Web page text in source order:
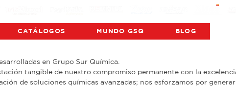
CATÁLOGOS MUNDO GSQ BLOG
en Grupo Sur Química.
tangible de nuestro compromiso permanente con la
de soluciones químicas avanzadas; nos esforzamos por generar